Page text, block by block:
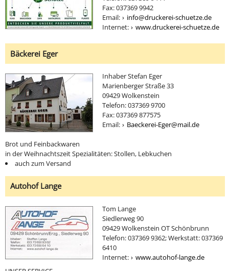
Fax: 037369 9942
Email:
info@druckerei-schuetze.de
Internet:
www.druckerei-schuetze.de
Bäckerei Eger
Inhaber Stefan Eger
Marienberger Straße 33
09429 Wolkenstein
Telefon: 037369 9700
Fax: 037369 877575
Email:
Baeckerei-Eger@mail.de
Brot und Feinbackwaren
in der Weihnachtszeit Spezialitäten: Stollen, Lebkuchen
auch zum Versand
Autohof Lange
Tom Lange
Siedlerweg 90
09429 Wolkenstein OT Schönbrunn
Telefon: 037369 9362; Werkstatt: 037369
6410
Internet:
www.autohof-lange.de